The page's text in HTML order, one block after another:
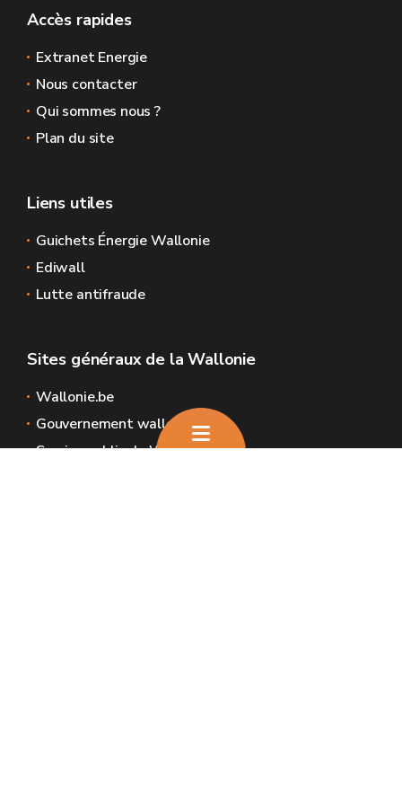
Accès rapides
Extranet Energie
Nous contacter
Qui sommes nous ?
Plan du site
Liens utiles
Guichets Énergie Wallonie
Ediwall
Lutte antifraude
Sites généraux de la Wallonie
Wallonie.be
Gouvernement wallon
Service public de Wallonie